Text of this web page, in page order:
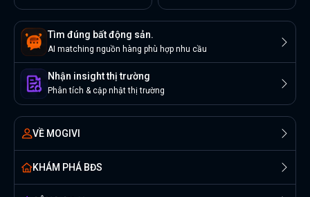
Tìm đúng bất động sản.
AI matching nguồn hàng phù hợp nhu cầu
Nhận insight thị trường
Phân tích & cập nhật thị trường
VỀ MOGIVI
KHÁM PHÁ BĐS